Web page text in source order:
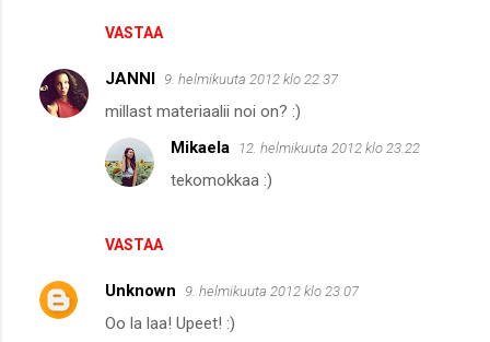
VASTAA
JANNI 9. helmikuuta 2012 klo 22.37
millast materiaalii noi on? :)
VASTAA
Mikaela 12. helmikuuta 2012 klo 23.22
tekomokkaa :)
Unknown 9. helmikuuta 2012 klo 23.07
Oo la laa! Upeet! :)